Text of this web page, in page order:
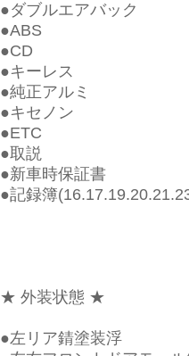
●ダブルエアバック
●ABS
●CD
●キーレス
●純正アルミ
●キセノン
●ETC
●取説
●新車時保証書
●記録簿
★ 外装状態 ★
●左リア錆塗装浮